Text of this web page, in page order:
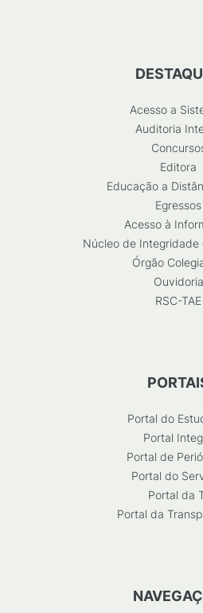
Acesso a
Auditoria
Editora
Educação a
Egressos
Acesso à
Núcleo de Integridade
Órgão
Ouvidoria
RSC-TAE
Portal do
Portal
Portal de
Portal do
Portal da
Portal da